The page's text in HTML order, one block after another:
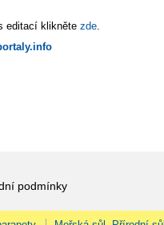
editací klikněte zde
podmínky